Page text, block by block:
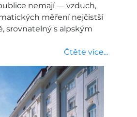
nemají — vzduch,
měření nejčistší
srovnatelný s alpským
Čtěte více...